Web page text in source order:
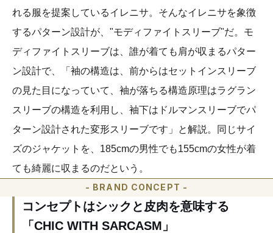
れる服を提案しているイレニサ。そんなイレニサを象徴
するパターン設計が、"モディファイトスリーブ"だ。モ
ディファイトスリーブは、誰が着ても肩が収まるパター
ン設計で、「袖の構造は、前からはセットインスリーブ
の見た目になっていて、袖が落ちる構造原理はラグラン
スリーブの構造を利用し、袖下はドルマンスリーブでパ
ターン設計された変形スリーブです」と解説。同じサイ
ズのジャケットを、185cmの男性でも155cmの女性が着
ても綺麗に収まるのだという。
- BRAND CONCEPT -
コンセプトはシックと皮肉を意味する
「CHIC WITH SARCASM」